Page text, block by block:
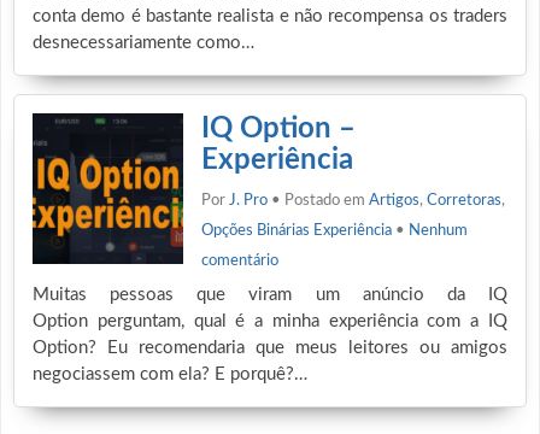
conta demo é bastante realista e não recompensa os traders
desnecessariamente como…
IQ Option –
Experiência
Por J. Pro • Postado em Artigos, Corretoras,
Opções Binárias Experiência • Nenhum
comentário
Muitas pessoas que viram um anúncio da IQ
Option perguntam, qual é a minha experiência com a IQ
Option? Eu recomendaria que meus leitores ou amigos
negociassem com ela? E porquê?…